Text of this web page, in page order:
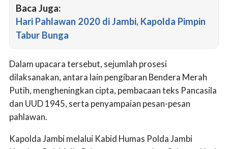
Baca Juga:
Hari Pahlawan 2020 di Jambi, Kapolda Pimpin
Tabur Bunga
Dalam upacara tersebut, sejumlah prosesi
dilaksanakan, antara lain pengibaran Bendera Merah
Putih, mengheningkan cipta, pembacaan teks Pancasila
dan UUD 1945, serta penyampaian pesan-pesan
pahlawan.
Kapolda Jambi melalui Kabid Humas Polda Jambi